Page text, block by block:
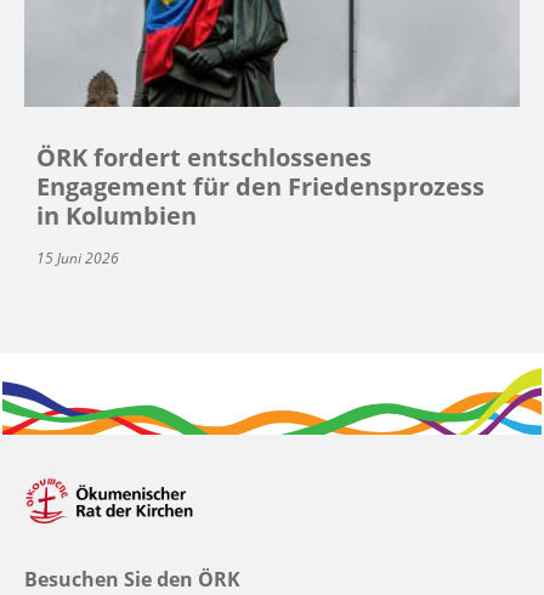
ÖRK fordert entschlossenes
Engagement für den Friedensprozess
in Kolumbien
15 Juni 2026
Besuchen Sie den ÖRK